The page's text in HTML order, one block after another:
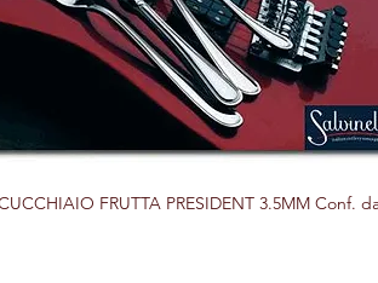
FRUTTA PRESIDENT 3.5MM Conf.